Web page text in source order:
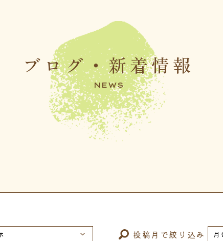
ブログ・新着情報
NEWS
投稿月で絞り込み